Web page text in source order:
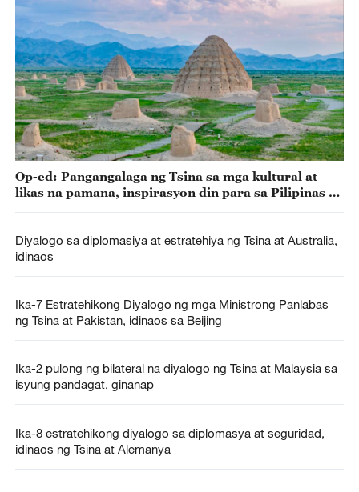
Op-ed: Pangangalaga ng Tsina sa mga kultural at
likas na pamana, inspirasyon din para sa Pilipinas at
Diyalogo sa diplomasiya at estratehiya ng Tsina at Australia,
idinaos
Ika-7 Estratehikong Diyalogo ng mga Ministrong Panlabas
ng Tsina at Pakistan, idinaos sa Beijing
Ika-2 pulong ng bilateral na diyalogo ng Tsina at Malaysia sa
isyung pandagat, ginanap
Ika-8 estratehikong diyalogo sa diplomasya at seguridad,
idinaos ng Tsina at Alemanya